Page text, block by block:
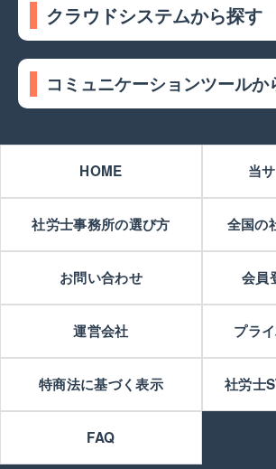
クラウドシステムから探す
コミュニケーションツールか
HOME 当
社労士事務所の選び方 全国の
お問い合わせ 会員
運営会社 プラ
特商法に基づく表示 社労士
FAQ